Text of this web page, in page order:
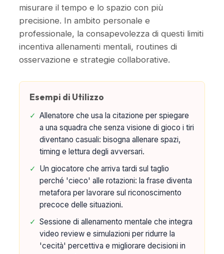
misurare il tempo e lo spazio con più
precisione. In ambito personale e
professionale, la consapevolezza di questi limiti
incentiva allenamenti mentali, routines di
osservazione e strategie collaborative.
Esempi di Utilizzo
✓ Allenatore che usa la citazione per spiegare
a una squadra che senza visione di gioco i tiri
diventano casuali: bisogna allenare spazi,
timing e lettura degli avversari.
✓ Un giocatore che arriva tardi sul taglio
perché 'cieco' alle rotazioni: la frase diventa
metafora per lavorare sul riconoscimento
precoce delle situazioni.
✓ Sessione di allenamento mentale che integra
video review e simulazioni per ridurre la
'cecità' percettiva e migliorare decisioni in